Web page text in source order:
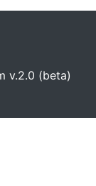
v.2.0 (beta)